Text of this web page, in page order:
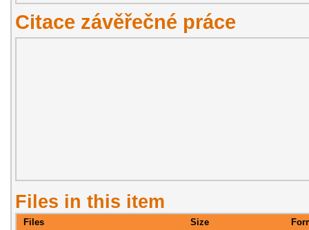
Citace závěřečné práce
Files in this item
Files Size